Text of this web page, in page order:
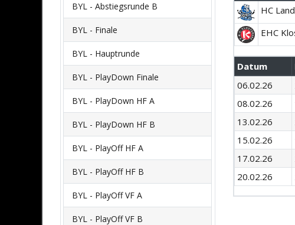
BYL - Abstiegsrunde B
BYL - Finale
BYL - Hauptrunde
BYL - PlayDown Finale
BYL - PlayDown HF A
BYL - PlayDown HF B
BYL - PlayOff HF A
BYL - PlayOff HF B
BYL - PlayOff VF A
BYL - PlayOff VF B
HC
EHC
Datum
06.02.26
08.02.26
13.02.26
15.02.26
17.02.26
20.02.26